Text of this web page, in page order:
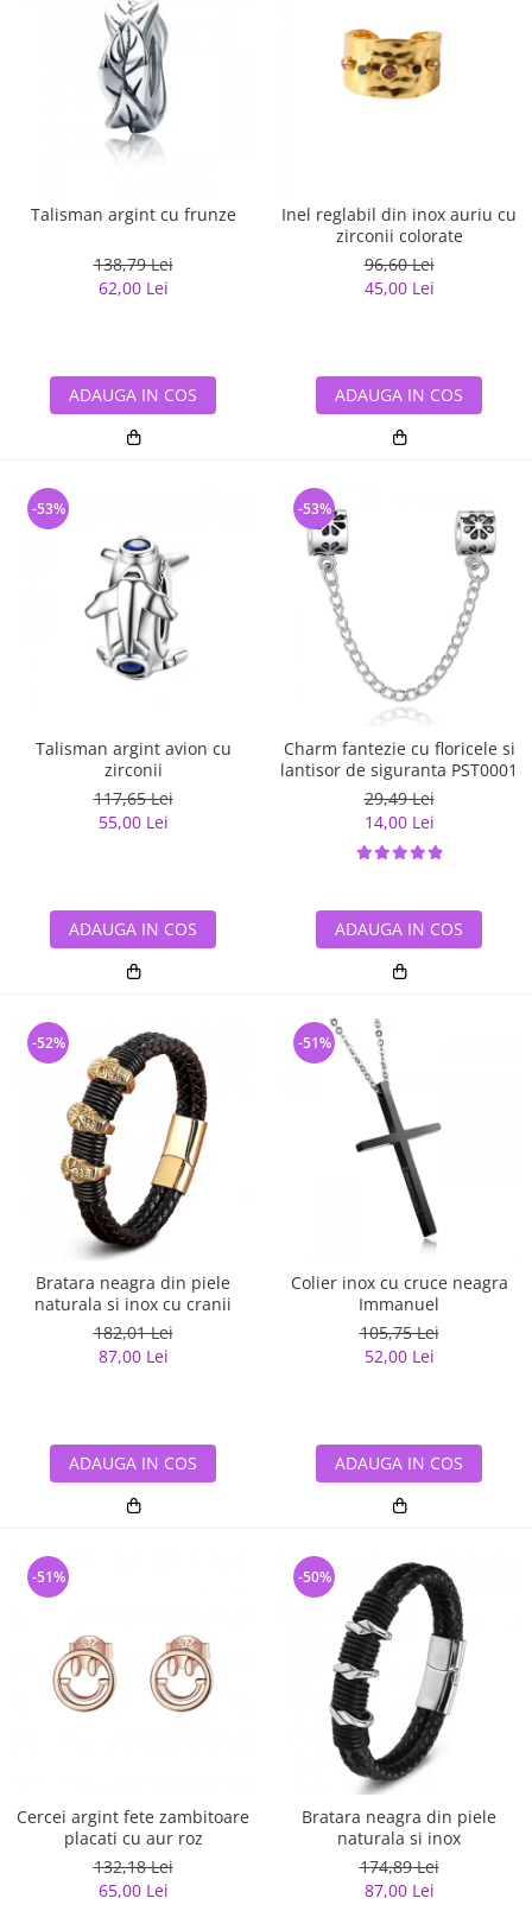
Talisman argint cu frunze
138,79 Lei
62,00 Lei
ADAUGA IN COS
Inel reglabil din inox auriu cu
zirconii colorate
96,60 Lei
45,00 Lei
ADAUGA IN COS
Talisman argint avion cu
zirconii
117,65 Lei
55,00 Lei
-53%
ADAUGA IN COS
Charm fantezie cu floricele si
lantisor de siguranta PST0001
29,49 Lei
14,00 Lei
-53%
ADAUGA IN COS
Bratara neagra din piele
naturala si inox cu cranii
182,01 Lei
87,00 Lei
-52%
ADAUGA IN COS
Colier inox cu cruce neagra
Immanuel
105,75 Lei
52,00 Lei
-51%
ADAUGA IN COS
Cercei argint fete zambitoare
placati cu aur roz
132,18 Lei
65,00 Lei
-51%
Bratara neagra din piele
naturala si inox
174,89 Lei
87,00 Lei
-50%